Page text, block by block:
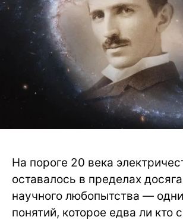
На пороге 20 века
оставалось в пределах
научного любопытства —
понятий, которое едва ли кто